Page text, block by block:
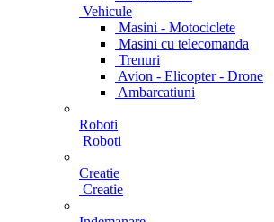
Vehicule
Masini - Motociclete
Masini cu telecomanda
Trenuri
Avion - Elicopter - Drone
Ambarcatiuni
Roboti
Roboti
Creatie
Creatie